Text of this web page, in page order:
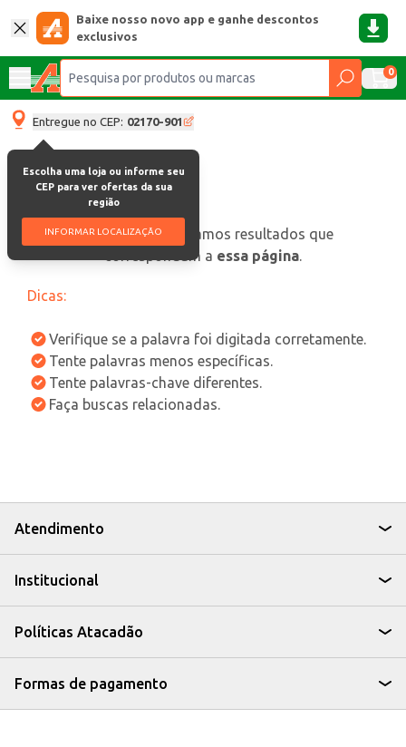
Baixe nosso novo app e ganhe descontos
exclusivos
0
Entregue no CEP: 02170-901
Escolha uma loja ou informe seu
CEP para ver ofertas da sua
região
INFORMAR LOCALIZAÇÃO
oops, não encontramos resultados que
correspondam a essa página.
Dicas:
Verifique se a palavra foi digitada corretamente.
Tente palavras menos específicas.
Tente palavras-chave diferentes.
Faça buscas relacionadas.
Atendimento
Institucional
Políticas Atacadão
Formas de pagamento